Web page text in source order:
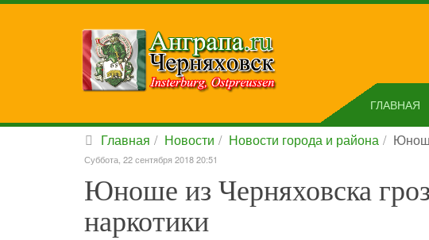
ГЛАВНАЯ
Главная Новости Новости города и района
Суббота, 22 сентября 2018 20:51
Юноше из Черняховска
наркотики